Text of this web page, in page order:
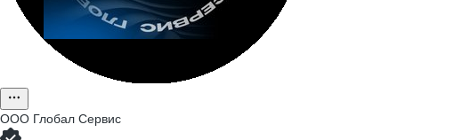
ООО Глобал Сервис